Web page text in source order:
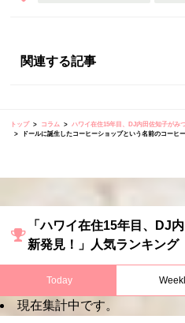
関連する記事
トップ コラム
ハワイ在住15年目、DJ内田佐知子がみ
ドールに誕生したコーヒーショップという名前のコーヒ
「ハワイ在住15年目、DJ
新発見！」人気ランキング
Today
現在集計中です。